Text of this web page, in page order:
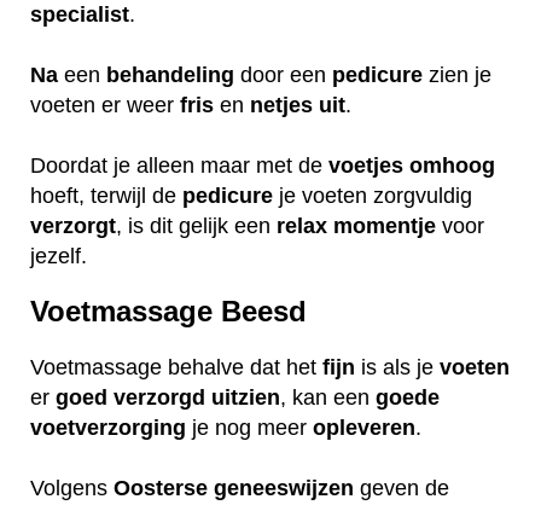
specialist.
Na een behandeling door een pedicure zien je
voeten er weer fris en netjes uit.
Doordat je alleen maar met de voetjes omhoog
hoeft, terwijl de pedicure je voeten zorgvuldig
verzorgt, is dit gelijk een relax momentje voor
jezelf.
Voetmassage Beesd
Voetmassage behalve dat het fijn is als je voeten
er goed verzorgd uitzien, kan een goede
voetverzorging je nog meer opleveren.
Volgens Oosterse geneeswijzen geven de